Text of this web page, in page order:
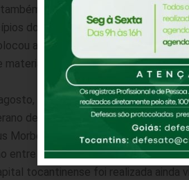
sobre como é realizado o
do estagiário, além de outros
a Comissão de Ética
materiais para subsidiar a formação
o presidente do CREF14/GO-
de Palmas (CEULP/ULBRA),
Morbeck e pelo professor Cezar
entre o Conselho e as Instituições
tocantinense foi realizada ainda